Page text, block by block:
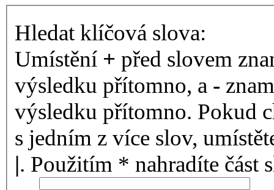
Hledat klíčová slova:
Umístění + před slovem
výsledku přítomno, a -
výsledku přítomno. Pokud
s jedním z více slov,
|. Použitím * nahradíte část